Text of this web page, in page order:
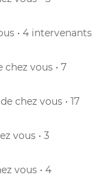
• 4 intervenants
chez vous • 7
chez vous • 17
vous • 3
vous • 4